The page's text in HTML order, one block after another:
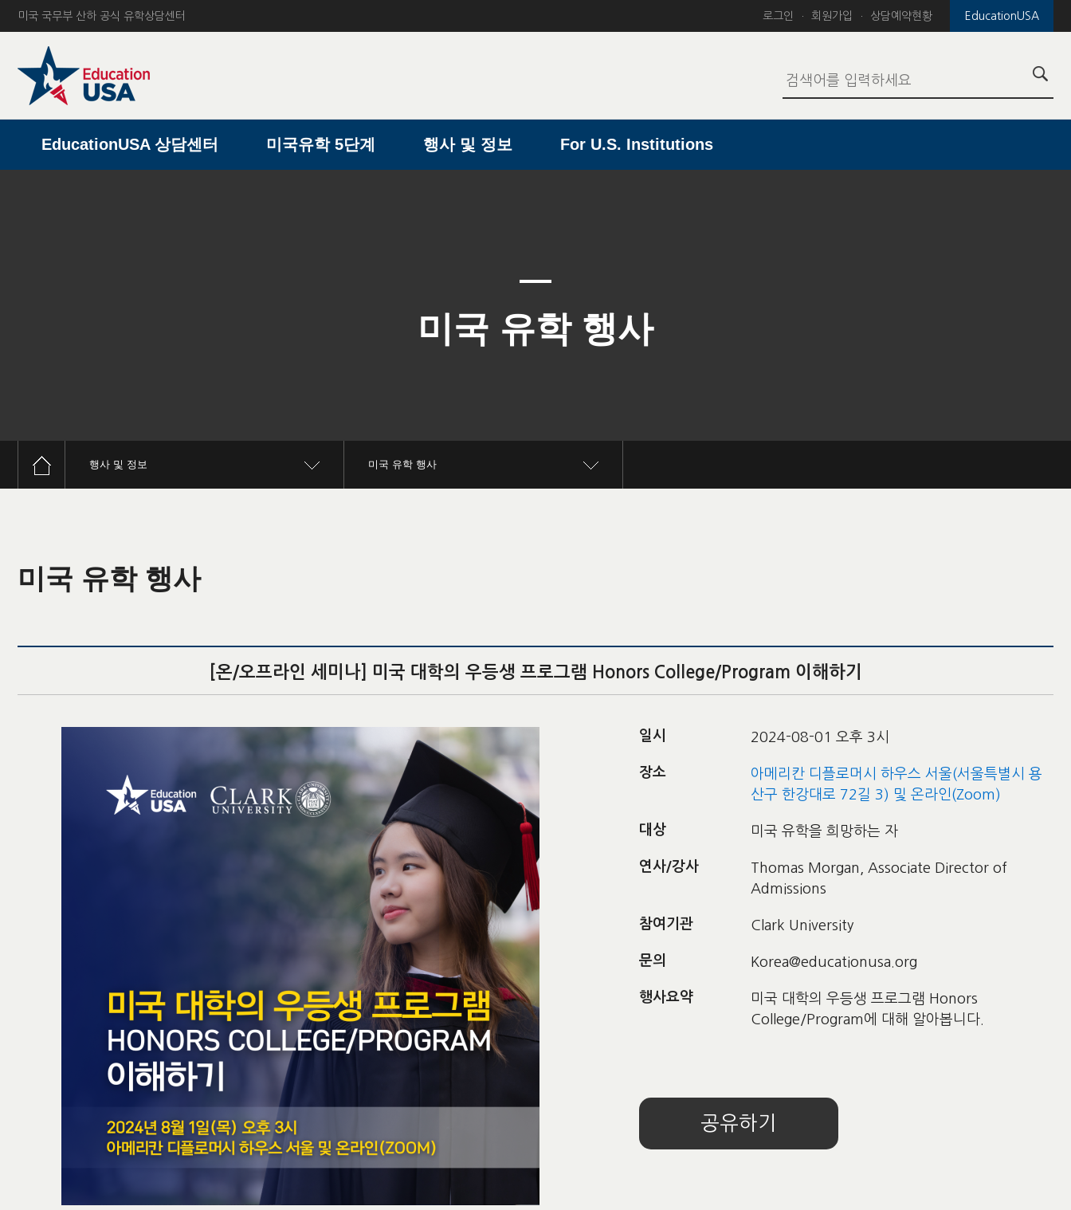
미국 국무부 산하 공식 유학상담센터 EducationUSA
로그인 회원가입 상담예약현황
EducationUSA 상담센터 미국유학 5단계 행사 및 정보 For U.S. Institutions
미국 유학 행사
행사 및 정보 미국 유학 행사
미국 유학 행사
[온/오프라인 세미나] 미국 대학의 우등생 프로그램 Honors College/Program 이해하기
일시 2024-08-01 오후 3시
장소
아메리칸 디플로머시 하우스 서울(서울특별시 용
산구 한강대로 72길 3) 및 온라인(Zoom)
대상 미국 유학을 희망하는 자
연사/강사
Thomas Morgan, Associate Director of
Admissions
참여기관 Clark University
문의 Korea@educationusa.org
행사요약
미국 대학의 우등생 프로그램 Honors
College/Program에 대해 알아봅니다.
공유하기